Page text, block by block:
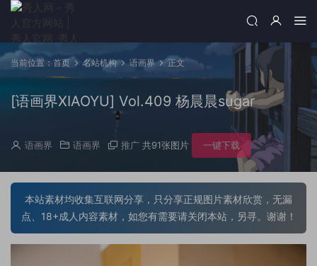
当前位置： 首页 名站机构 语画界 正文
[语画界XIAOYU] Vol.409 杨晨晨sugar
语画界 语画界 推广 共91张图片 一键下载
本站素材均收集互联网分享，只分享正规图片素材欣赏，无漏
点、18+成人内容素材，如您有需要请关闭本站，另寻。谢谢！